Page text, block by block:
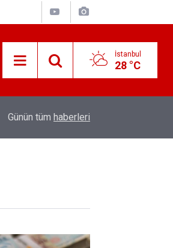
İstanbul
28 °C
Havalarda Ödem Şikayetini Hafife
Günün tüm haberleri